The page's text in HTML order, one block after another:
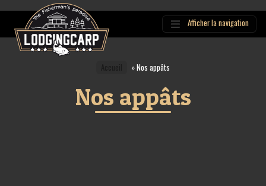
Main
Navigation
Afficher la navigation
»Nos appâts
Nos appâts